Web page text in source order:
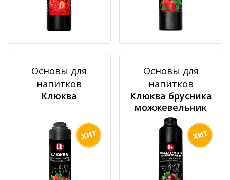
Основы для
напитков
Клюква
Основы для
напитков
Клюква брусника
можжевельник